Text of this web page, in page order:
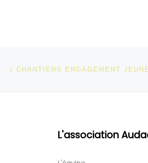
Parcourir les
L'association